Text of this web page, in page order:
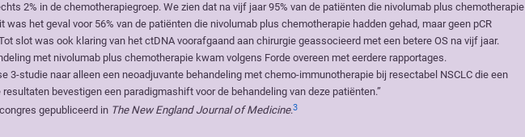
2% in de chemotherapiegroep. We zien dat na vijf jaar 95% van de patiënten die nivolumab plus chemotherapie
was het geval voor 56% van de patiënten die nivolumab plus chemotherapie hadden gehad, maar geen pCR
slot was ook klaring van het ctDNA voorafgaand aan chirurgie geassocieerd met een betere OS na vijf jaar.
met nivolumab plus chemotherapie kwam volgens Forde overeen met eerdere rapportages.
3-studie naar alleen een neoadjuvante behandeling met chemo-immunotherapie bij resectabel NSCLC die een
bevestigen een paradigmashift voor de behandeling van deze patiënten.”
gepubliceerd in The New England Journal of Medicine.3